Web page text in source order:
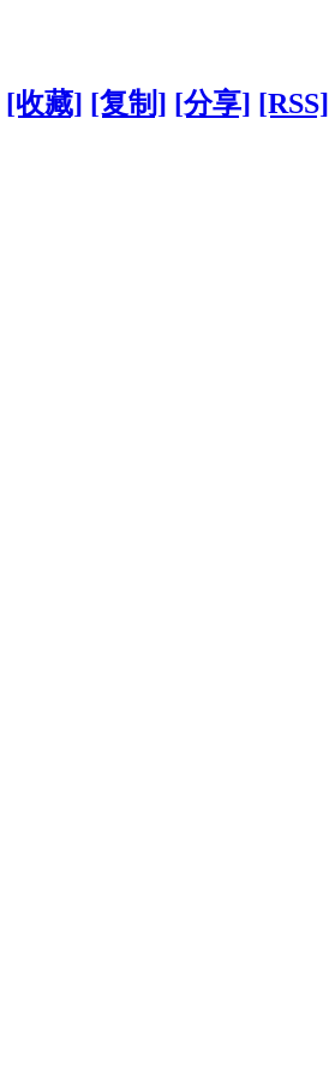
[收藏] [复制] [分享] [RSS]